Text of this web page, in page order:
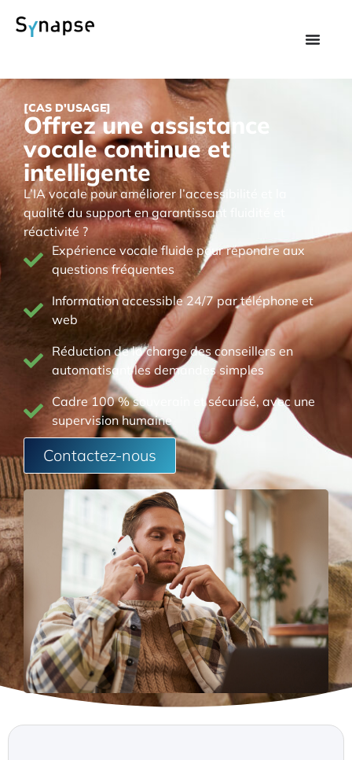
[CAS D'USAGE]
Offrez une assistance
vocale continue et
intelligente
L’IA vocale pour améliorer l’accessibilité et la
qualité du support en garantissant fluidité et
réactivité ?
Expérience vocale fluide pour répondre aux
questions fréquentes
Information accessible 24/7 par téléphone et
web
Réduction de la charge des conseillers en
automatisant les demandes simples
Cadre 100 % souverain et sécurisé, avec une
supervision humaine
Contactez-nous